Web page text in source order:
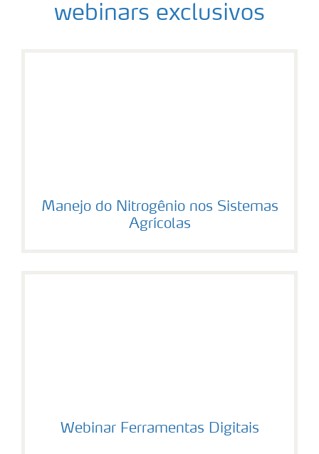
webinars exclusivos
Manejo do Nitrogênio nos Sistemas
Agrícolas
Webinar Ferramentas Digitais